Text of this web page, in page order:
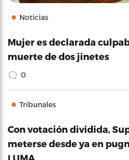
Noticias
Mujer es declarada
muerte de dos jinetes
0
Tribunales
Con votación dividida,
meterse desde ya en
LUMA